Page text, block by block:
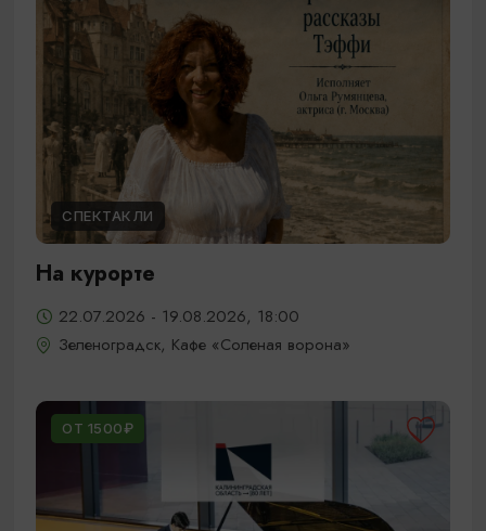
СПЕКТАКЛИ
На курорте
22.07.2026 - 19.08.2026, 18:00
Зеленоградск, Кафе «Соленая ворона»
ОТ 1500₽